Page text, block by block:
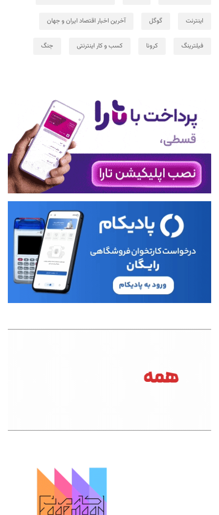
اینترنت گوگل آخرین اخبار اقتصاد ایران و جهان
فیلترینگ کرونا کسب و کار اینترنتی جنگ